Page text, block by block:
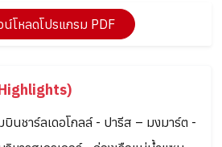
น์โหลดโปรแกรม PDF
นชาร์ลเดอโกลล์ - ปารีส – มงมาร์ต -